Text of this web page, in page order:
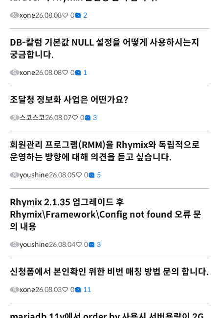
xone26.08.08 0 2
DB-칼럼 기본값 NULL 설정을 어떻게 사용하시는지
궁금합니다.
xone26.08.08 0 1
조달청 정보화 사업은 어떤가요?
스코스코26.08.07 0 3
회원관리 프로그램(RMM)을 Rhymix와 독립적으로
운영하는 방향에 대해 의견을 듣고 싶습니다.
youshine26.08.05 0 5
Rhymix 2.1.35 업그레이드 후
Rhymix\Framework\Config not found 오류 문
의 내용
youshine26.08.04 0 3
신청폼에서 본인확인 위한 비번 매칭 방법 문의 합니다.
xone26.08.03 0 11